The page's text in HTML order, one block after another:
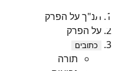
תנ"ך על הפרק
על הפרק
כתובים
תורה